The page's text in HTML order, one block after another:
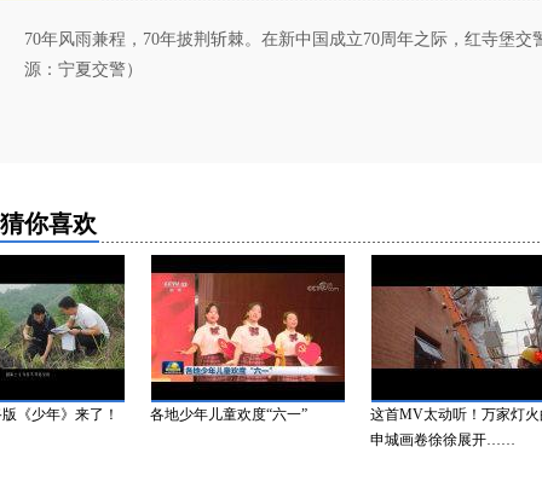
70年风雨兼程，70年披荆斩棘。在新中国成立70周年之际，红寺堡
源：宁夏交警）
猜你喜欢
少年》来了！ 各地少年儿童欢度“六一”
这首MV太动听！万家灯火的
申城画卷徐徐展开……